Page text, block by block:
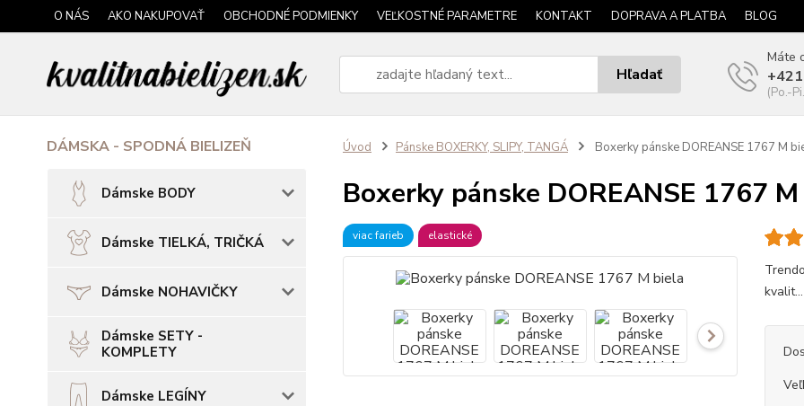
O NÁS AKO NAKUPOVAŤ OBCHODNÉ PODMIENKY VEĽKOSTNÉ PARAMETRE KONTAKT DOPRAVA A PLATBA BLOG
Hľadať
Máte
(Po.-
DÁMSKA - SPODNÁ BIELIZEŇ
Dámske BODY
Dámske TIELKÁ, TRIČKÁ
Dámske NOHAVIČKY
Dámske SETY -
KOMPLETY
Dámske LEGÍNY
Úvod Pánske BOXERKY, SLIPY, TANGÁ Boxerky pánske DOREANSE 1767 M
Boxerky pánske DOREANSE 1767
viac farieb elastické
kvalit...